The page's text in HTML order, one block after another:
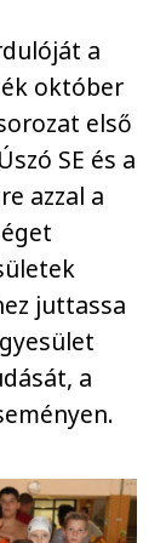
a
október
első
SE és a
azzal a
juttassa
a